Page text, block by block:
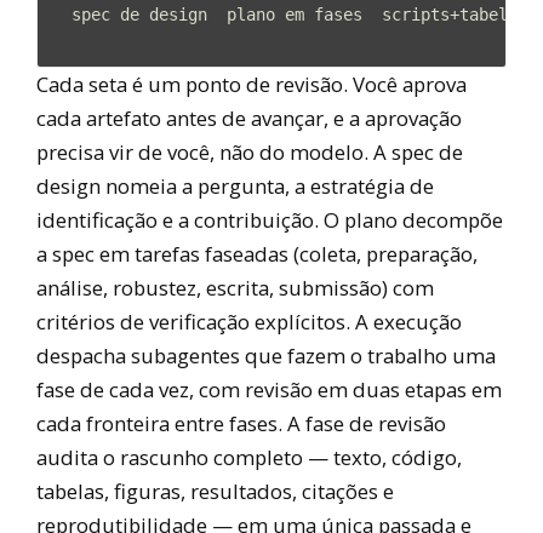
spec de design  plano em fases  scripts+tabelas
Cada seta é um ponto de revisão. Você aprova
cada artefato antes de avançar, e a aprovação
precisa vir de você, não do modelo. A spec de
design nomeia a pergunta, a estratégia de
identificação e a contribuição. O plano decompõe
a spec em tarefas faseadas (coleta, preparação,
análise, robustez, escrita, submissão) com
critérios de verificação explícitos. A execução
despacha subagentes que fazem o trabalho uma
fase de cada vez, com revisão em duas etapas em
cada fronteira entre fases. A fase de revisão
audita o rascunho completo — texto, código,
tabelas, figuras, resultados, citações e
reprodutibilidade — em uma única passada e